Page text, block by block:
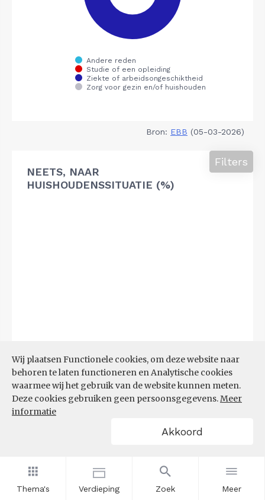
Thema's Verdieping Zoek Meer
Wij plaatsen Functionele cookies, om deze website naar
behoren te laten functioneren en Analytische cookies
waarmee wij het gebruik van de website kunnen meten.
Deze cookies gebruiken geen persoonsgegevens.Meer
informatie
Akkoord
Bron: EBB (05-03-2026)
NEETS, NAAR
HUISHOUDENSSITUATIE (%)
Filters